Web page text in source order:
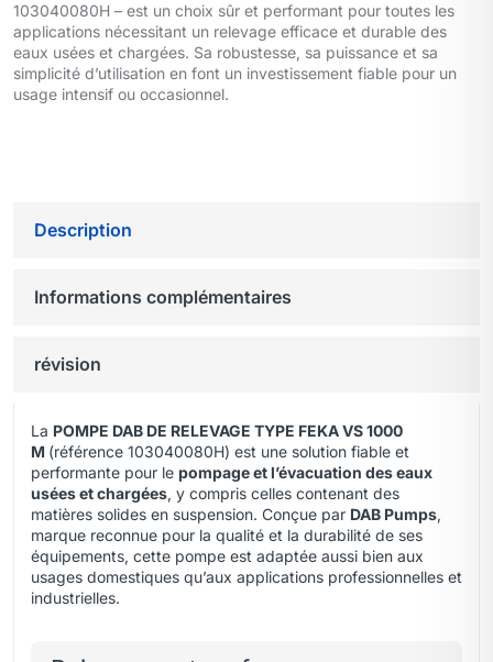
103040080H – est un choix sûr et performant pour toutes les
applications nécessitant un relevage efficace et durable des
eaux usées et chargées. Sa robustesse, sa puissance et sa
simplicité d’utilisation en font un investissement fiable pour un
usage intensif ou occasionnel.
Description
Informations complémentaires
révision
La POMPE DAB DE RELEVAGE TYPE FEKA VS 1000
M (référence 103040080H) est une solution fiable et
performante pour le pompage et l’évacuation des eaux
usées et chargées, y compris celles contenant des
matières solides en suspension. Conçue par DAB Pumps,
marque reconnue pour la qualité et la durabilité de ses
équipements, cette pompe est adaptée aussi bien aux
usages domestiques qu’aux applications professionnelles et
industrielles.